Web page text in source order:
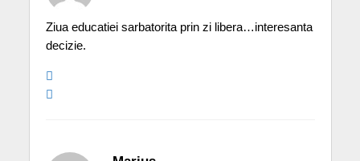
Ziua educatiei sarbatorita prin zi libera…interesanta
decizie.